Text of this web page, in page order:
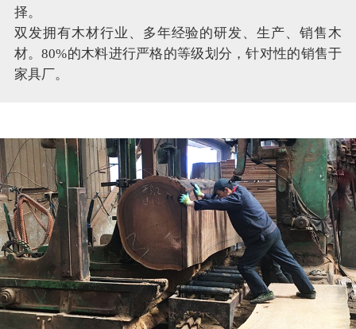
择。
双发拥有木材行业、多年经验的研发、生产、销售木
材。80%的木料进行严格的等级划分，针对性的销售于
家具厂。